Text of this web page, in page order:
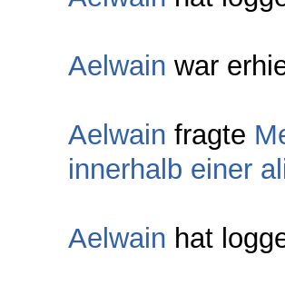
Aelwain war
Aelwain fragte
innerhalb einer
Aelwain hat